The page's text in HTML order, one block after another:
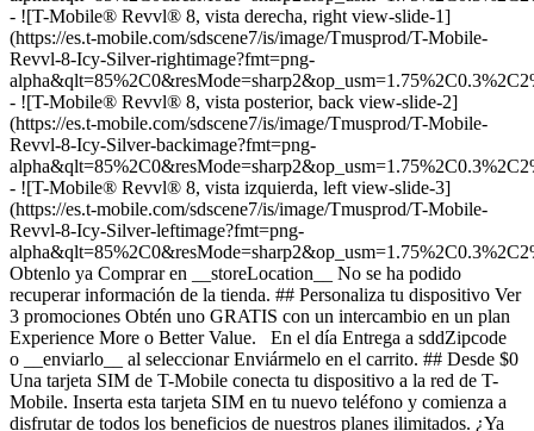
- ![T-Mobile® Revvl® 8, vista derecha, right view-slide-1]
(https://es.t-mobile.com/sdscene7/is/image/Tmusprod/T-Mobile-
Revvl-8-Icy-Silver-rightimage?fmt=png-
- ![T-Mobile® Revvl® 8, vista posterior, back view-slide-2]
(https://es.t-mobile.com/sdscene7/is/image/Tmusprod/T-Mobile-
Revvl-8-Icy-Silver-backimage?fmt=png-
- ![T-Mobile® Revvl® 8, vista izquierda, left view-slide-3]
(https://es.t-mobile.com/sdscene7/is/image/Tmusprod/T-Mobile-
Revvl-8-Icy-Silver-leftimage?fmt=png-
Obtenlo ya Comprar en __storeLocation__ No se ha podido
recuperar información de la tienda. ## ​​​​​​​Personaliza tu dispositivo Ver
3 promociones Obtén uno GRATIS con un intercambio en un plan
Experience More o Better Value. En el día Entrega a sddZipcode
o __enviarlo__ al seleccionar Enviármelo en el carrito. ## Desde $0
Una tarjeta SIM de T-Mobile conecta tu dispositivo a la red de T-
Mobile. Inserta esta tarjeta SIM en tu nuevo teléfono y comienza a
disfrutar de todos los beneficios de nuestros planes ilimitados. ¿Ya